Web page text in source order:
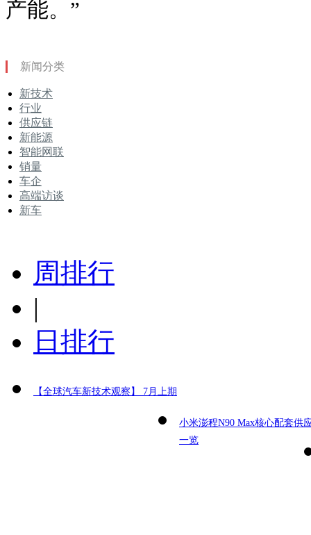
产能。”
新闻分类
新技术
行业
供应链
新能源
智能网联
销量
车企
高端访谈
新车
周排行
|
日排行
【全球汽车新技术观察】 7月上期
小米澎程N90 Max核心配套供
一览